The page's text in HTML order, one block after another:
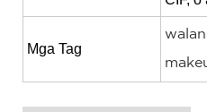
Mga Tag